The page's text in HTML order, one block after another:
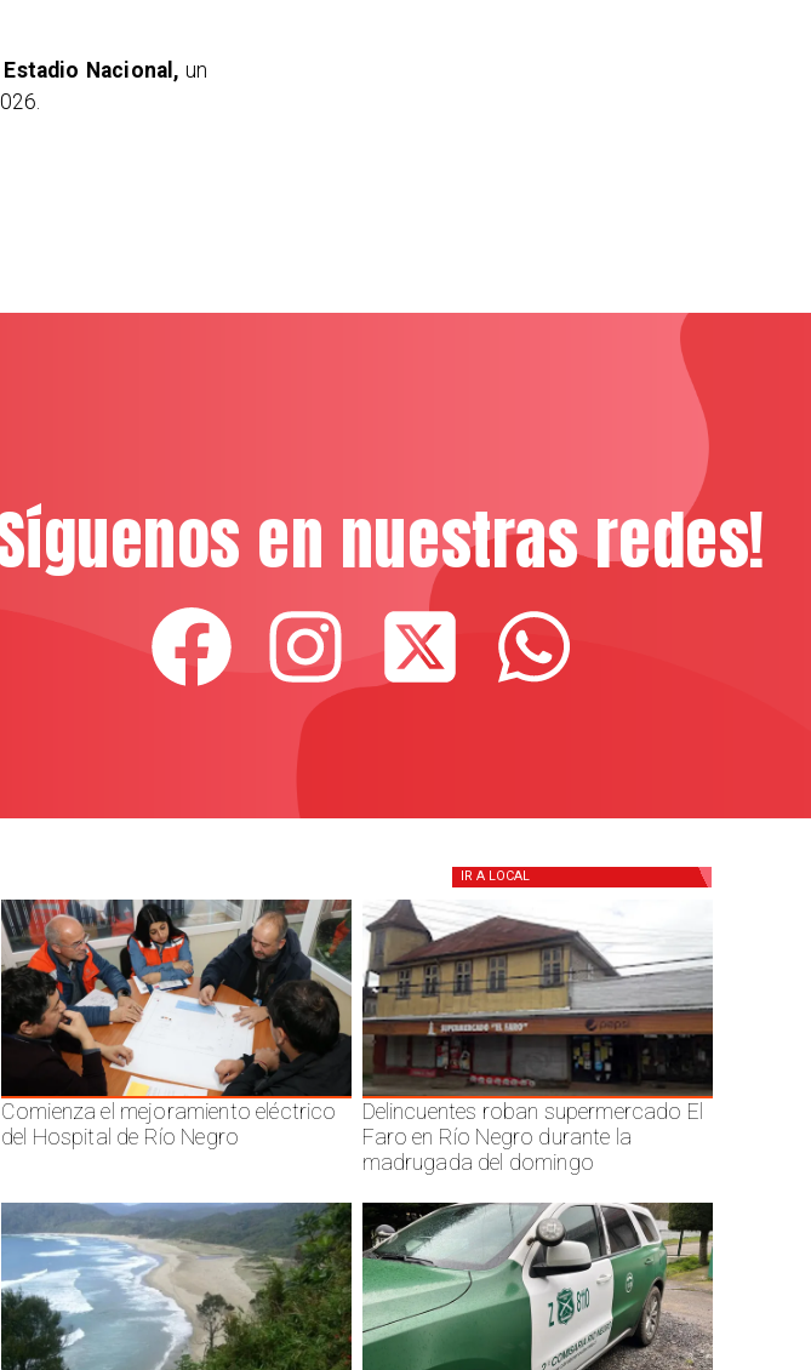
Nacional, un
en nuestras redes!
IR A LOCAL
Comienza el mejoramiento eléctrico
del Hospital de Río Negro
Delincuentes roban supermercado El
Faro en Río Negro durante la
madrugada del domingo